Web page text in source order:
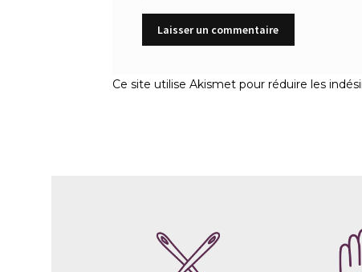
Ce site utilise Akismet pour réduire les